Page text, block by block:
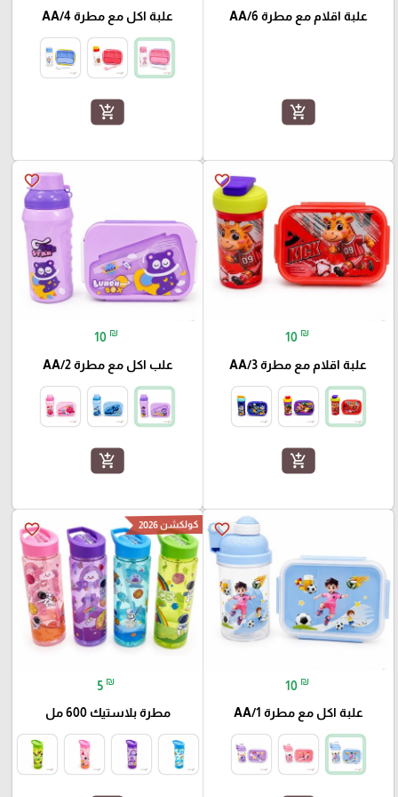
علبة اقلام مع مطرة AA/6
add_shopping_cart
علبة اكل مع مطرة AA/4
add_shopping_cart
favorite_border
10 ₪
علبة اقلام مع مطرة AA/3
add_shopping_cart
favorite_border
10 ₪
علب اكل مع مطرة AA/2
add_shopping_cart
favorite_border
10 ₪
علبة اكل مع مطرة AA/1
favorite_border كولكشن 2026
5 ₪
مطرة بلاستيك 600 مل